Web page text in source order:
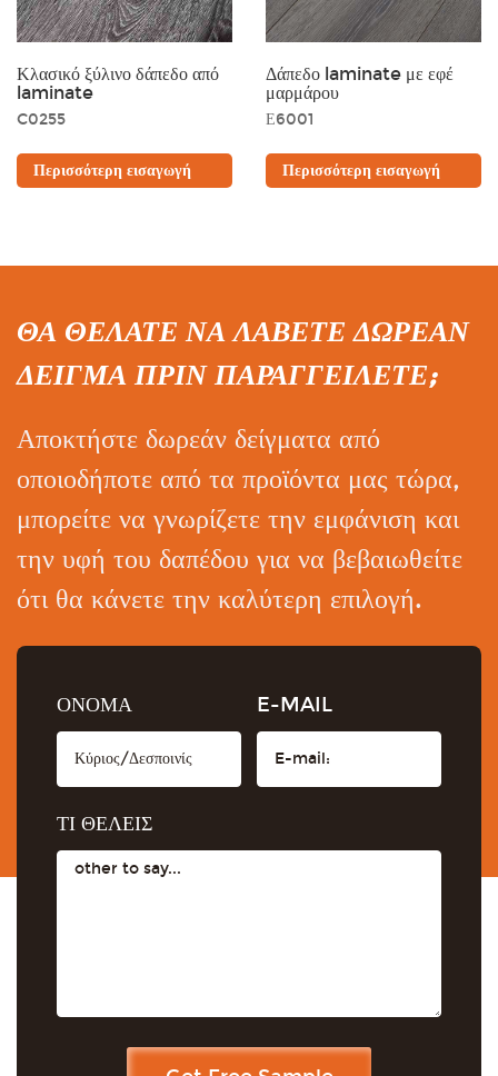
Κλασικό ξύλινο δάπεδο από
laminate
C0255
Περισσότερη εισαγωγή
Δάπεδο laminate με εφέ
μαρμάρου
Ε6001
Περισσότερη εισαγωγή
ΘΑ ΘΕΛΑΤΕ ΝΑ ΛΑΒΕΤΕ ΔΩΡΕΑΝ
ΔΕΙΓΜΑ ΠΡΙΝ ΠΑΡΑΓΓΕΙΛΕΤΕ;
Αποκτήστε δωρεάν δείγματα από
οποιοδήποτε από τα προϊόντα μας τώρα,
μπορείτε να γνωρίζετε την εμφάνιση και
την υφή του δαπέδου για να βεβαιωθείτε
ότι θα κάνετε την καλύτερη επιλογή.
ΟΝΟΜΑ E-MAIL
ΤΙ ΘΕΛΕΙΣ